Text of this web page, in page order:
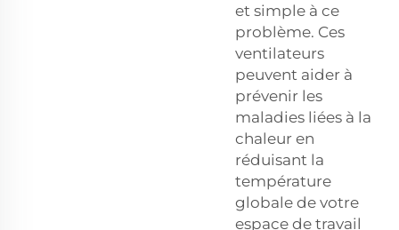
et simple à ce
problème. Ces
ventilateurs
peuvent aider à
prévenir les
maladies liées à la
chaleur en
réduisant la
température
globale de votre
espace de travail